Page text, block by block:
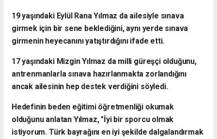
19 yaşındaki Eylül Rana Yılmaz da ailesiyle sınava
girmek için bir sene beklediğini, aynı yerde sınava
girmenin heyecanını yatıştırdığını ifade etti.
17 yaşındaki Mizgin Yılmaz da milli güreşçi olduğunu,
antrenmanlarla sınava hazırlanmakta zorlandığını
ancak ailesinin hep destek verdiğini söyledi.
Hedefinin beden eğitimi öğretmenliği okumak
olduğunu anlatan Yılmaz, "İyi bir sporcu olmak
istiyorum. Türk bayrağını en iyi şekilde dalgalandırmak